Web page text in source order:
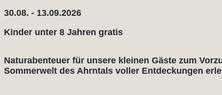
30.08. - 13.09.2026
Kinder unter 8 Jahren gratis
Naturabenteuer für unsere kleinen Gäste zum
Sommerwelt des Ahrntals voller Entdeckungen